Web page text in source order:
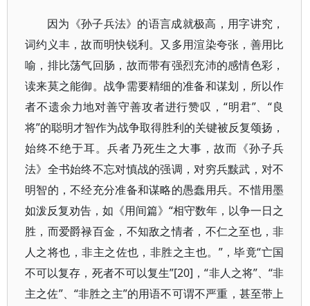
因为《孙子兵法》的语言成就极高，用字讲究，
词约义丰，故而明快锐利。又多用渲染夸张，善用比
喻，排比荡气回肠，故而带有强烈充沛的感情色彩，
读来莫之能御。战争需要精细的准备和谋划，所以作
者不遗余力地对善守善攻者进行赞叹，“明君”、“良
将”的聪明才智作为战争取得胜利的关键被反复颂扬，
始终不绝于耳。兵者乃死生之大事，故而《孙子兵
法》全书始终不忘对慎战的强调，对穷兵黩武，对不
明智的，不经充分准备和谋略的愚蠢用兵。不惜用墨
如泼反复劝告，如《用间篇》“相守数年，以争一日之
胜，而爱爵禄百金，不知敌之情者，不仁之至也，非
人之将也，非主之佐也，非胜之主也。”，毕竟“亡国
不可以复存，死者不可以复生”[20]，“非人之将”、“非
主之佐”、“非胜之主”的用语不可谓不严重，甚至带上